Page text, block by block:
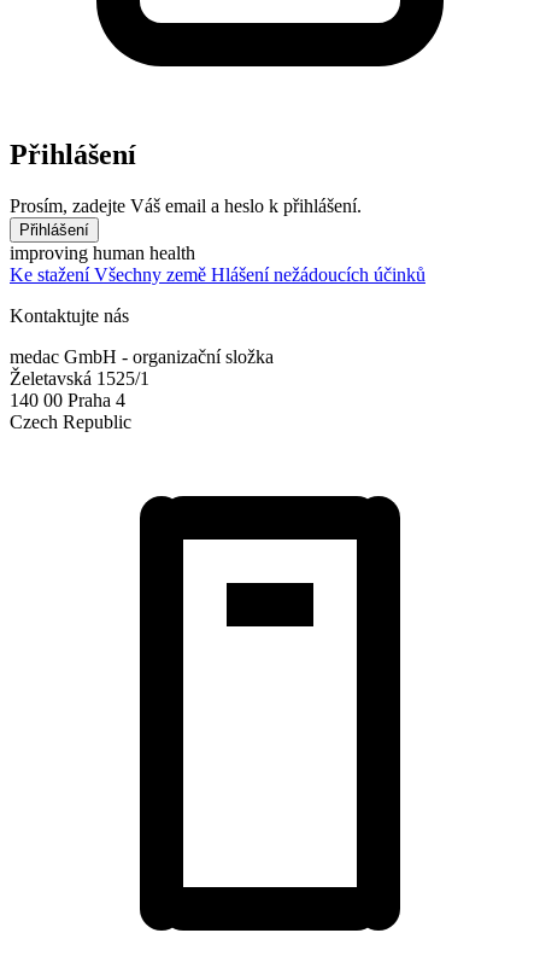
Přihlášení
Prosím, zadejte Váš email a heslo k přihlášení.
Přihlášení
improving human health
Ke staženíVšechny země Hlášení nežádoucích účinků
Kontaktujte nás
medac GmbH - organizační složka
Želetavská 1525/1
140 00 Praha 4
Czech Republic